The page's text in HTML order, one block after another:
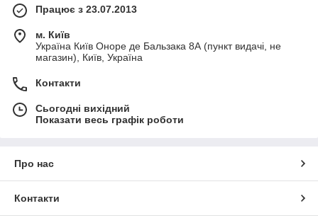
Працює з 23.07.2013
м. Київ
Україна Київ Оноре де Бальзака 8А (пункт видачі, не
магазин), Київ, Україна
Контакти
Сьогодні вихідний
Показати весь графік роботи
Про нас
Контакти